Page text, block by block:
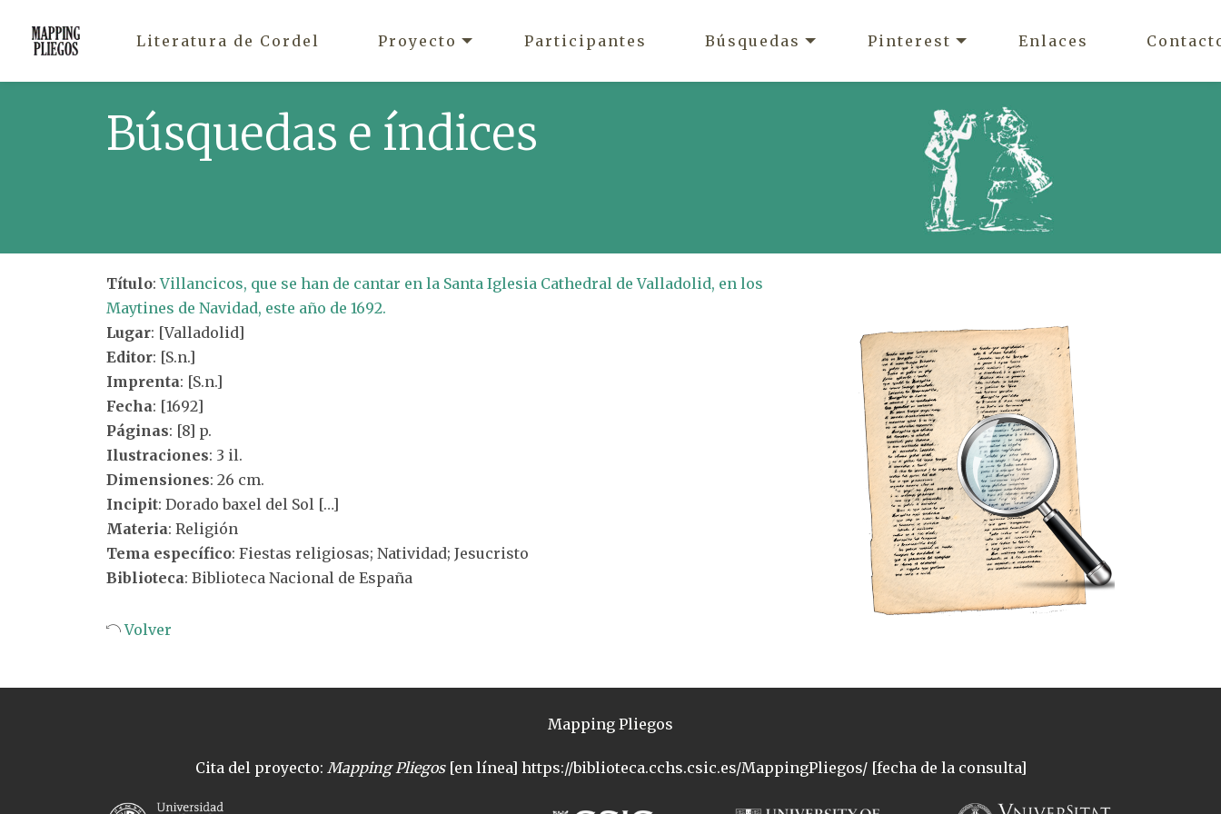
Literatura de Cordel Proyecto Participantes Búsquedas Pinterest Enlaces
Búsquedas e índices
Título:Villancicos, que se han de cantar en la Santa Iglesia Cathedral de Valladolid, en los
Maytines de Navidad, este año de 1692.
Lugar: [Valladolid]
Editor: [S.n.]
Imprenta: [S.n.]
Fecha: [1692]
Páginas: [8] p.
Ilustraciones: 3 il.
Dimensiones: 26 cm.
Incipit: Dorado baxel del Sol […]
Materia: Religión
Tema específico: Fiestas religiosas; Natividad; Jesucristo
Biblioteca: Biblioteca Nacional de España
Volver
Mapping Pliegos
Cita del proyecto: Mapping Pliegos[en línea] https://biblioteca.cchs.csic.es/MappingPliegos/ [fecha de la consulta]